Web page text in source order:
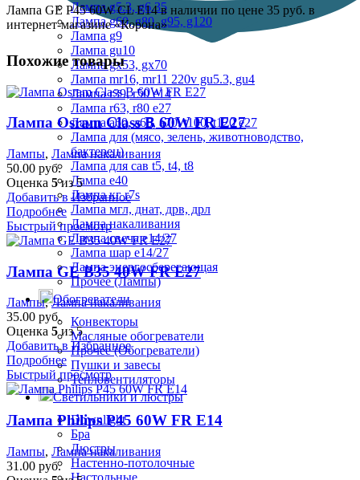
Лампа g5.3, g6.35
Лампа g60, g80, g95, g120
Лампа g9
Лампа gu10
Лампа gx53, gx70
Лампа mr16, mr11 220v gu5.3, gu4
Лампа r39, r50 е14
Лампа r63, r80 е27
Лампа а60, а65, а70, t100, t120 е27
Лампа для (мясо, зелень, животноводство,
бактерец)
Лампа для сав t5, t4, t8
Лампа е40
Лампа кг r7s
Лампа мгл, днат, дрв, дрл
Лампа накаливания
Лампа свеча е14/27
Лампа шар е14/27
Лампа энергосберегающая
Прочее (Лампы)
Обогреватели
Конвекторы
Масляные обогреватели
Прочее (Обогреватели)
Пушки и завесы
Тепловентиляторы
Светильники и люстры
Downlight
Бра
Люстры
Настенно-потолочные
Настольные
Лампа GE P45 60W CL E14 в наличии по цене 35 руб. в
интернет-магазине «Корона»
Похожие товары
Лампа Osram Class B 60W FR E27
Лампы, Лампа накаливания
50.00 руб.
Оценка 5из 5
Добавить в Избранное
Подробнее
Быстрый просмотр
Лампа GE B35 40W FR E27
Лампы,Лампа накаливания
35.00 руб.
Оценка 5из 5
Добавить в Избранное
Подробнее
Быстрый просмотр
Лампа Philips P45 60W FR E14
Лампы, Лампа накаливания
31.00 руб.